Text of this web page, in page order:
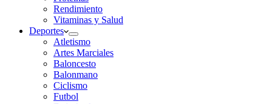
Rendimiento
Vitaminas y Salud
Deportes
Atletismo
Artes Marciales
Baloncesto
Balonmano
Ciclismo
Futbol